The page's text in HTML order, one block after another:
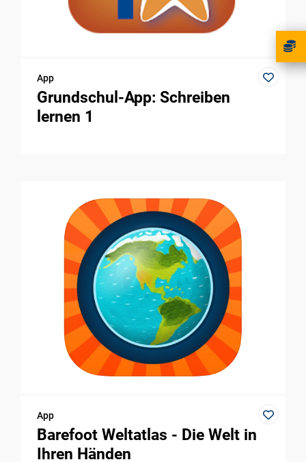
App
Grundschul-App: Schreiben
lernen 1
App
Barefoot Weltatlas - Die Welt in
Ihren Händen